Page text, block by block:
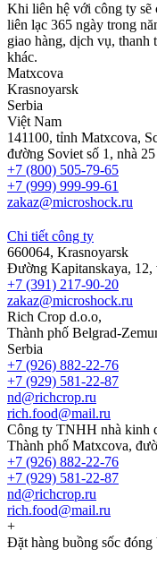
Khi liên hệ với công ty sẽ
liên lạc 365 ngày trong
giao hàng, dịch vụ, thanh
khác.
Matxcova
Krasnoyarsk
Serbia
Việt Nam
141100, tỉnh Matxcova,
đường Soviet số 1, nhà 25
+7 (800) 505-79-65
+7 (999) 999-99-61
zakaz@microshock.ru
Chi tiết công ty
660064, Krasnoyarsk
Đường Kapitanskaya, 12,
+7 (391) 217-90-20
zakaz@microshock.ru
Rich Crop d.o.o,
Thành phố Belgrad-
Serbia
+7 (926) 882-22-76
+7 (929) 581-22-87
nd@richcrop.ru
rich.food@mail.ru
Công ty TNHH nhà kinh
Thành phố Matxcova,
+7 (926) 882-22-76
+7 (929) 581-22-87
nd@richcrop.ru
rich.food@mail.ru
+
Đặt hàng buồng sốc